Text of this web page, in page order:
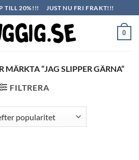
TILL 20%!!! JUST NU FRI FRAKT!!!
0
MÄRKTA ”JAG SLIPPER GÄRNA”
FILTRERA